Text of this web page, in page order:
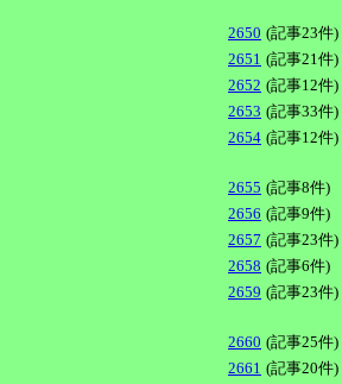
2650 (記事23件)
2651 (記事21件)
2652 (記事12件)
2653 (記事33件)
2654 (記事12件)
2655 (記事8件)
2656 (記事9件)
2657 (記事23件)
2658 (記事6件)
2659 (記事23件)
2660 (記事25件)
2661 (記事20件)